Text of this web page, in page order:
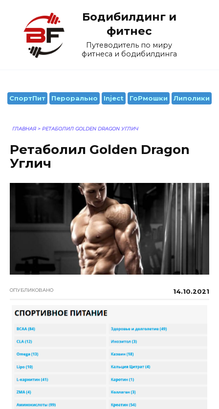
содержанию
Бодибилдинг и
фитнес
Путеводитель по миру
фитнеса и бодибилдинга
СпортПит Перорально Inject ГоРмошки Липолики
ГЛАВНАЯ > РЕТАБОЛИЛ GOLDEN DRAGON УГЛИЧ
Ретаболил Golden Dragon
Углич
ОПУБЛИКОВАНО 14.10.2021